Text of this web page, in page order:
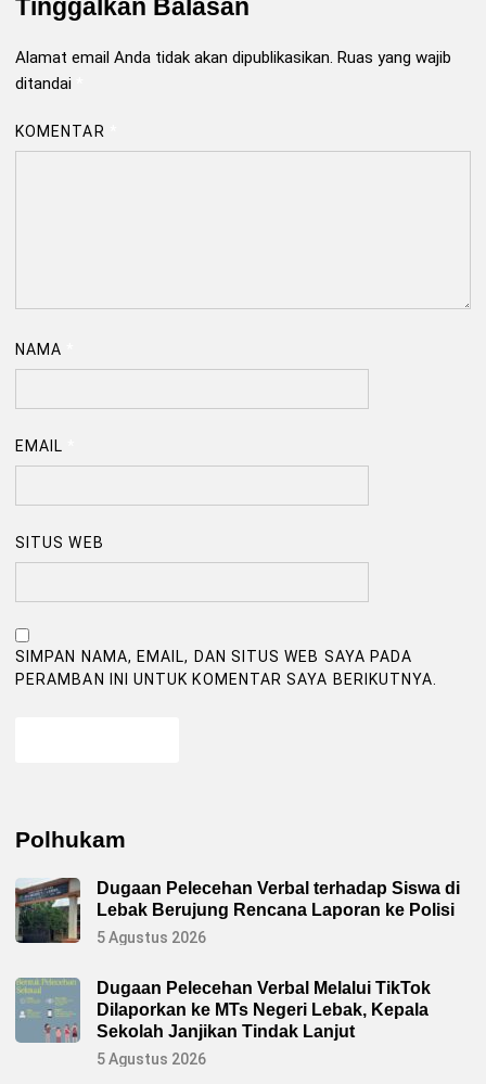
Tinggalkan Balasan
Alamat email Anda tidak akan dipublikasikan. Ruas yang wajib
ditandai
KOMENTAR
NAMA
EMAIL
SITUS WEB
SIMPAN NAMA, EMAIL, DAN SITUS WEB SAYA PADA
PERAMBAN INI UNTUK KOMENTAR SAYA BERIKUTNYA.
Polhukam
Dugaan Pelecehan Verbal terhadap Siswa di
Lebak Berujung Rencana Laporan ke Polisi
5 Agustus 2026
Dugaan Pelecehan Verbal Melalui TikTok
Dilaporkan ke MTs Negeri Lebak, Kepala
Sekolah Janjikan Tindak Lanjut
5 Agustus 2026